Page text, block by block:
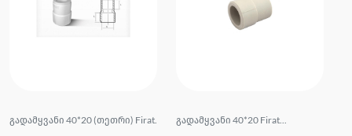
გადამყვანი 40*20 (თეთრი) Firat.
გადამყვანი 40*20 Firat...